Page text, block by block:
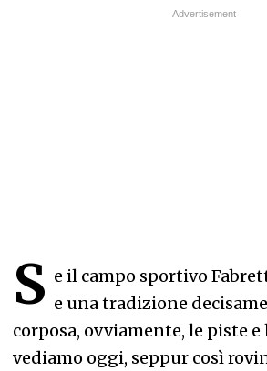
S e il campo sportivo
e una tradizione
corposa, ovviamente, le piste e
vediamo oggi, seppur così